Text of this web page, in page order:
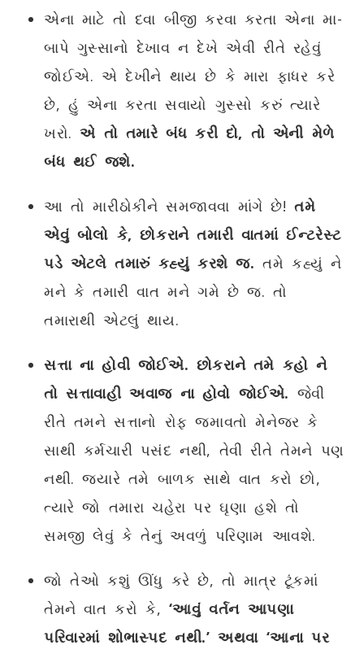
એના માટે તો દવા બીજી કરવા કરતા એના મા-
બાપે ગુસ્સાનો દેખાવ ન દેખે એવી રીતે રહેવું
જોઈએ. એ દેખીને થાય છે કે મારા ફાધર કરે
છે, હું એના કરતા સવાયો ગુસ્સો કરું ત્યારે
ખરો.એ તો તમારે બંધ કરી દો, તો એની મેળે
બંધ થઈ જશે.
આ તો મારીઠોકીને સમજાવવા માંગે છે!તમે
એવું બોલો કે, છોકરાને તમારી વાતમાં ઈન્ટરેસ્ટ
પડે એટલે તમારું કહ્યું કરશે જ. તમે કહ્યું ને
મને કે તમારી વાત મને ગમે છે જ. તો
તમારાથી એટલું થાય.
સત્તા ના હોવી જોઈએ. છોકરાને તમે કહો ને
તો સત્તાવાહી અવાજ ના હોવો જોઈએ. જેવી
રીતે તમને સત્તાનો રોફ જમાવતો મેનેજર કે
સાથી કર્મચારી પસંદ નથી, તેવી રીતે તેમને પણ
નથી. જ્યારે તમે બાળક સાથે વાત કરો છો,
ત્યારે જો તમારા ચહેરા પર ઘૃણા હશે તો
સમજી લેવું કે તેનું અવળું પરિણામ આવશે.
જો તેઓ કશું ઊંધુ કરે છે, તો માત્ર ટૂંકમાં
તેમને વાત કરો કે, ‘આવું વર્તન આપણા
પરિવારમાં શોભાસ્પદ નથી.’ અથવા ‘આના પર